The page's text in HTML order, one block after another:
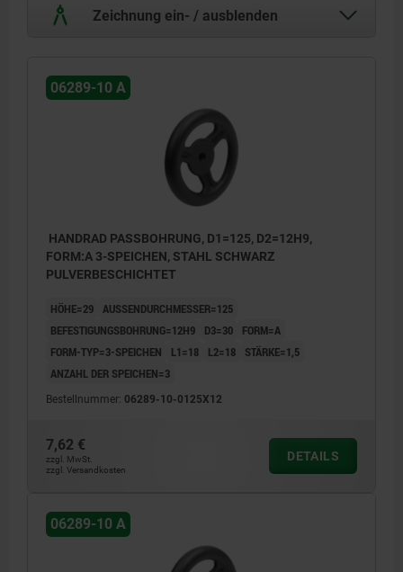
Zeichnung ein- / ausblenden
06289-10 A
HANDRAD PASSBOHRUNG, D1=125, D2=12H9,
FORM:A 3-SPEICHEN, STAHL SCHWARZ
PULVERBESCHICHTET
HÖHE=29 AUSSENDURCHMESSER=125
BEFESTIGUNGSBOHRUNG=12H9
D3=30
FORM=A
FORM-TYP=3-SPEICHEN
L1=18 L2=18
STÄRKE=1,5
ANZAHL DER SPEICHEN=3
Bestellnummer: 06289-10-0125X12
7,62 €
zzgl. MwSt.
zzgl. Versandkosten
DETAILS
06289-10 A